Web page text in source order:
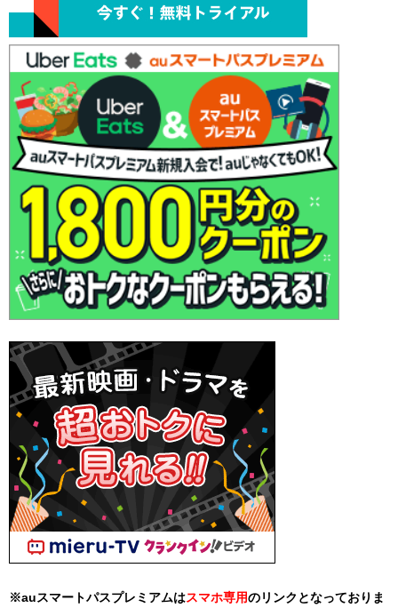
※auスマートパスプレミアムはスマホ専用のリンクとなっておりま